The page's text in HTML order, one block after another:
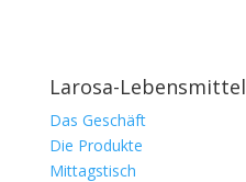
Larosa-Lebensmittel
Das Geschäft
Die Produkte
Mittagstisch